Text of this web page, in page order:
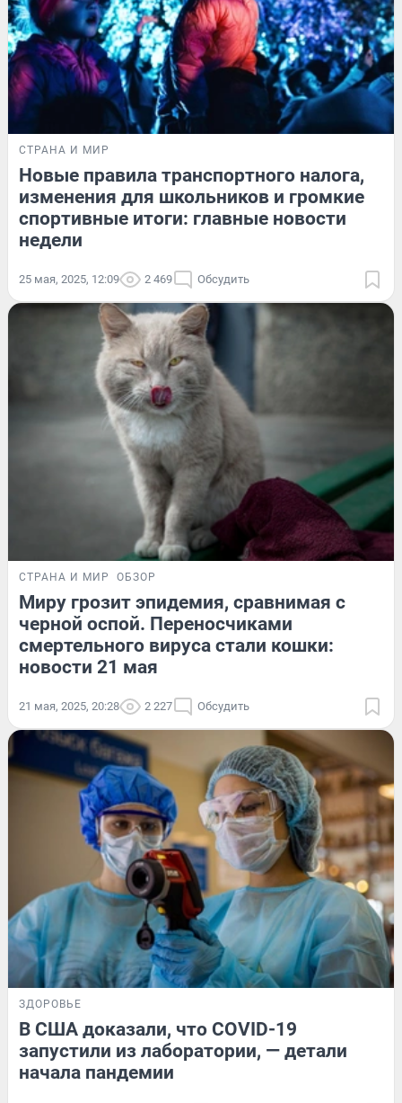
СТРАНА И МИР
Новые правила транспортного налога,
изменения для школьников и громкие
спортивные итоги: главные новости
недели
25 мая, 2025, 12:09 2 469 Обсудить
СТРАНА И МИР ОБЗОР
Миру грозит эпидемия, сравнимая с
черной оспой. Переносчиками
смертельного вируса стали кошки:
новости 21 мая
21 мая, 2025, 20:28 2 227 Обсудить
ЗДОРОВЬЕ
В США доказали, что COVID-19
запустили из лаборатории, — детали
начала пандемии